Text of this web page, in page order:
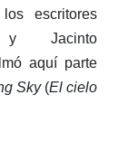
escritores
Jacinto
aquí parte
Sky(El cielo